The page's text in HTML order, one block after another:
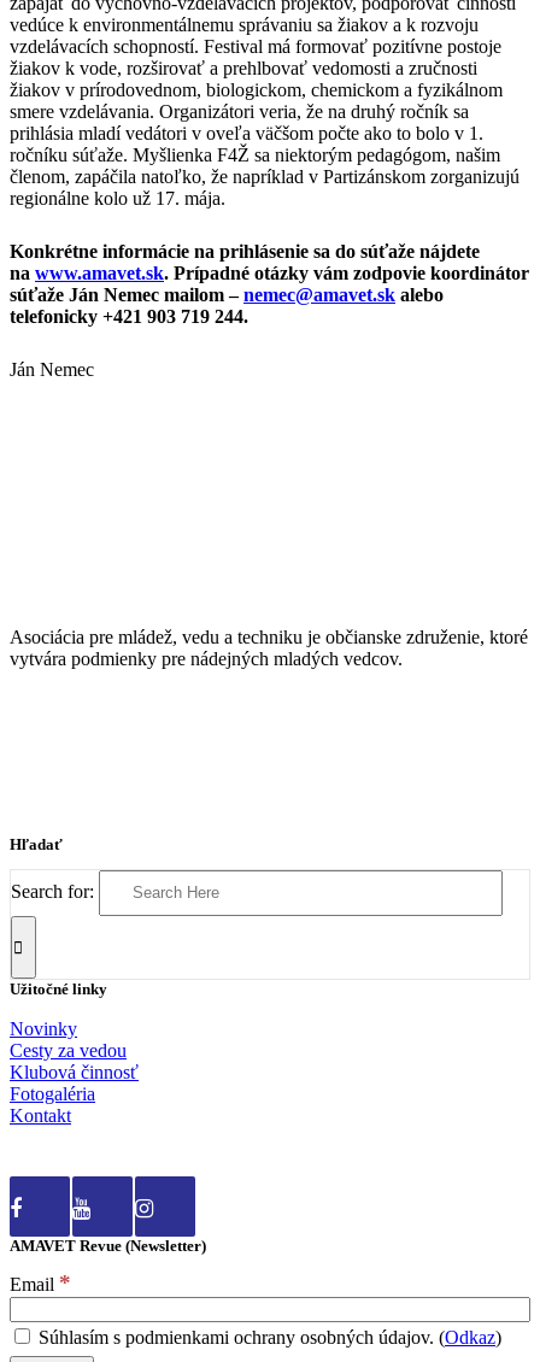
vedúce k environmentálnemu správaniu sa žiakov a k rozvoju
vzdelávacích schopností. Festival má formovať pozitívne postoje
žiakov k vode, rozširovať a prehlbovať vedomosti a zručnosti
žiakov v prírodovednom, biologickom, chemickom a fyzikálnom
smere vzdelávania. Organizátori veria, že na druhý ročník sa
prihlásia mladí vedátori v oveľa väčšom počte ako to bolo v 1.
ročníku súťaže. Myšlienka F4Ž sa niektorým pedagógom, našim
členom, zapáčila natoľko, že napríklad v Partizánskom zorganizujú
regionálne kolo už 17. mája.
Konkrétne informácie na prihlásenie sa do súťaže nájdete
na www.amavet.sk. Prípadné otázky vám zodpovie koordinátor
súťaže Ján Nemec mailom –nemec@amavet.sk alebo
telefonicky +421 903 719 244.
Ján Nemec
Asociácia pre mládež, vedu a techniku je občianske združenie, ktoré
vytvára podmienky pre nádejných mladých vedcov.
Hľadať
Search for:
Užitočné linky
Novinky
Cesty za vedou
Klubová činnosť
Fotogaléria
Kontakt
AMAVET Revue (Newsletter)
Email *
Súhlasím s podmienkami ochrany osobných údajov. (Odkaz)